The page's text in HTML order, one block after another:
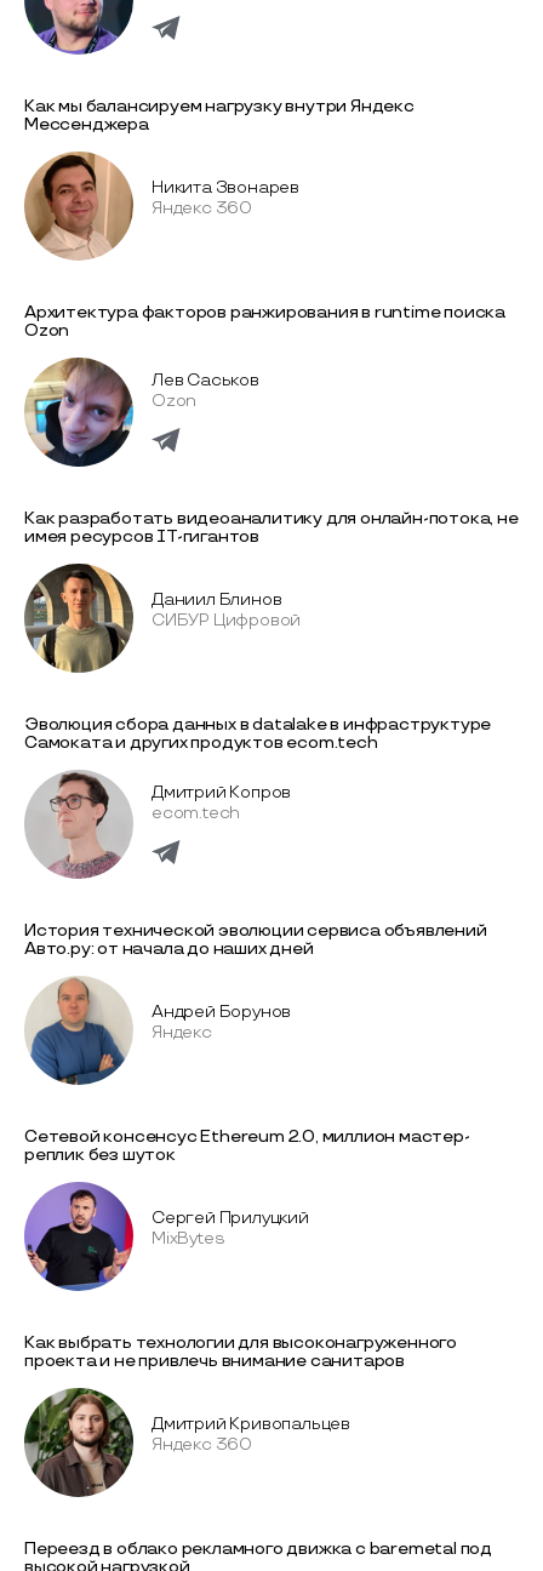
Как мы балансируем нагрузку внутри Яндекс
Мессенджера
Никита Звонарев
Яндекс 360
Архитектура факторов ранжирования в runtime поиска
Ozon
Лев Саськов
Ozon
Как разработать видеоаналитику для онлайн-потока, не
имея ресурсов IT-гигантов
Даниил Блинов
СИБУР Цифровой
Эволюция сбора данных в datalake в инфраструктуре
Самоката и других продуктов ecom.tech
Дмитрий Копров
ecom.tech
История технической эволюции сервиса объявлений
Авто.ру: от начала до наших дней
Андрей Борунов
Яндекс
Сетевой консенсус Ethereum 2.0, миллион мастер-
реплик без шуток
Сергей Прилуцкий
MixBytes
Как выбрать технологии для высоконагруженного
проекта и не привлечь внимание санитаров
Дмитрий Кривопальцев
Яндекс 360
Переезд в облако рекламного движка с baremetal под
высокой нагрузкой